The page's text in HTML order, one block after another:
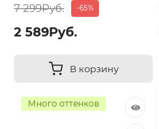
7 299Руб. -65%
2 589Руб.
В корзину
Много оттенков